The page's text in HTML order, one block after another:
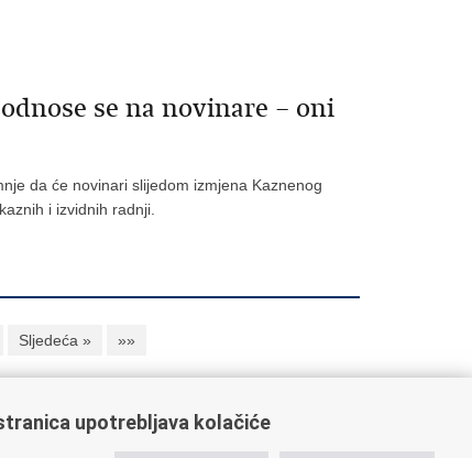
se na novinare – oni
da će novinari slijedom izmjena Kaznenog
i izvidnih radnji.
Sljedeća » »»
pravosudnog sustava
upotrebljava kolačiće